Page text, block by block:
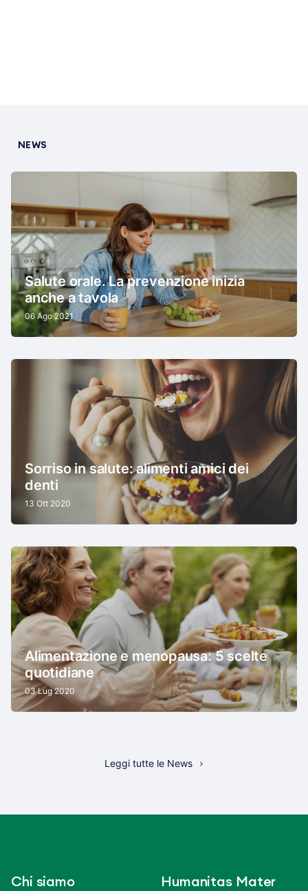
NEWS
Salute orale. La prevenzione inizia
anche a tavola
06 Ago 2021
Sorriso in salute: alimenti amici dei
denti
13 Ott 2020
Alimentazione e menopausa: 5 scelte
quotidiane
03 Lug 2020
Leggi tutte le News
Chi siamo
Humanitas Mater